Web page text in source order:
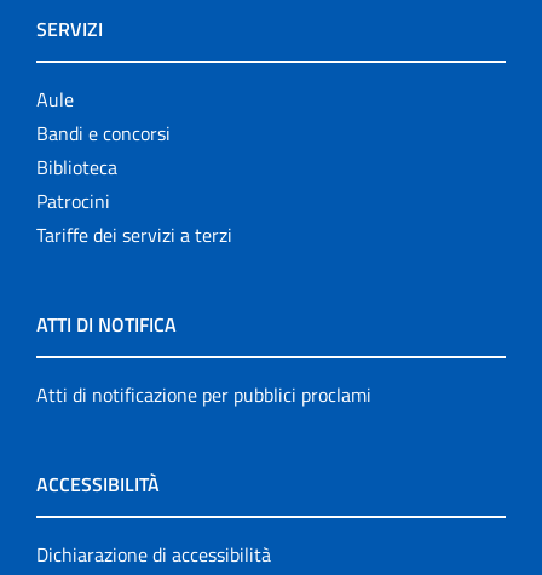
SERVIZI
Aule
Bandi e concorsi
Biblioteca
Patrocini
Tariffe dei servizi a terzi
ATTI DI NOTIFICA
Atti di notificazione per pubblici proclami
ACCESSIBILITÀ
Dichiarazione di accessibilità